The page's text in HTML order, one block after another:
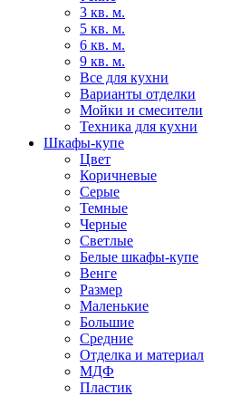
3 кв. м.
5 кв. м.
6 кв. м.
9 кв. м.
Все для кухни
Варианты отделки
Мойки и смесители
Техника для кухни
Шкафы-купе
Цвет
Коричневые
Серые
Темные
Черные
Светлые
Белые шкафы-купе
Венге
Размер
Маленькие
Большие
Средние
Отделка и материал
МДФ
Пластик